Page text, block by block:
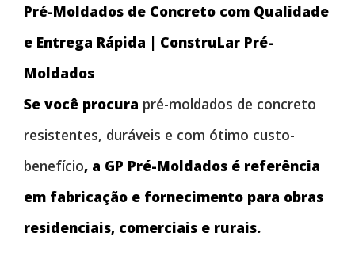
Pré-Moldados de Concreto com Qualidade
e Entrega Rápida | ConstruLar Pré-
Moldados
Se você procura pré-moldados de concreto
resistentes, duráveis e com ótimo custo-
benefício, a GP Pré-Moldados é referência
em fabricação e fornecimento para obras
residenciais, comerciais e rurais.